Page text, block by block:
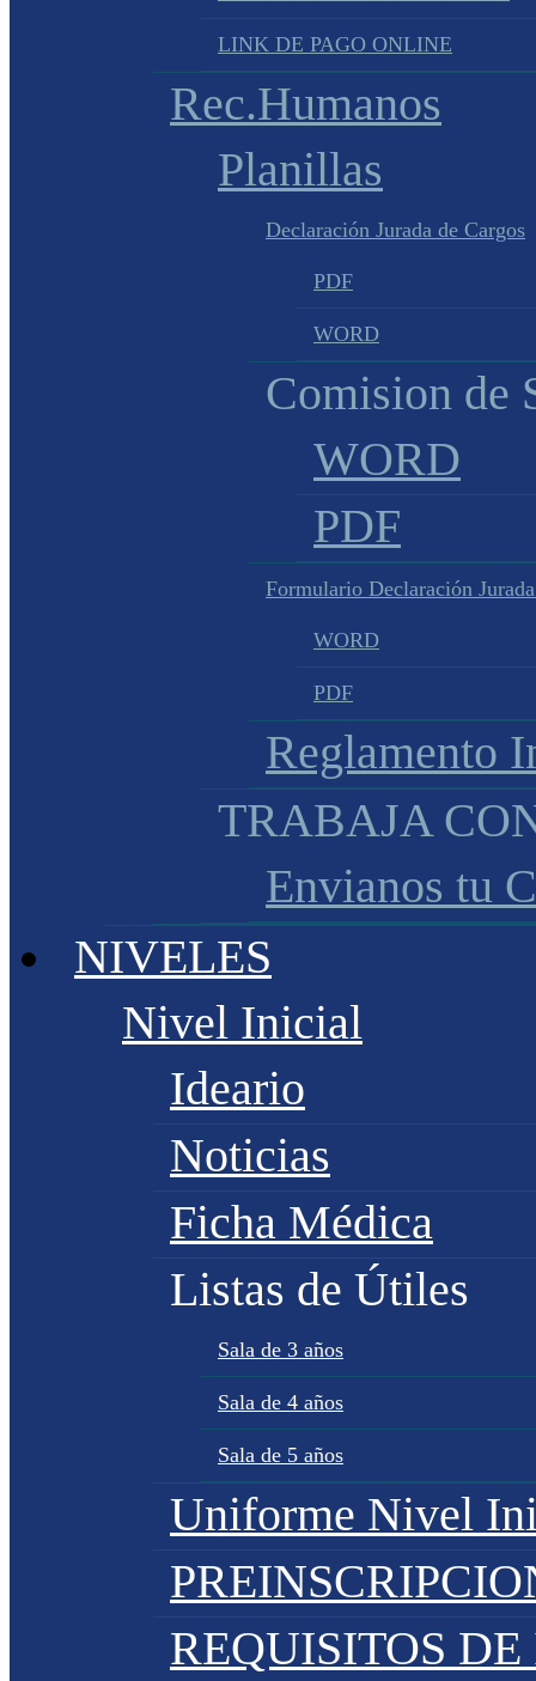
LINK DE PAGO ONLINE
Rec.Humanos
Planillas
Declaración Jurada de Cargos
PDF
WORD
Comision de
WORD
PDF
Formulario Declaración
WORD
PDF
Reglamento
TRABAJA
Envianos tu
NIVELES
Nivel Inicial
Ideario
Noticias
Ficha Médica
Listas de Útiles
Sala de 3 años
Sala de 4 años
Sala de 5 años
Uniforme Nivel
REQUISITOS